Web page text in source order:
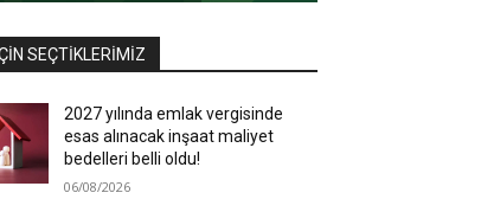
SEÇTIKLERIMIZ
2027 yılında emlak vergisinde
esas alınacak inşaat maliyet
bedelleri belli oldu!
06/08/2026